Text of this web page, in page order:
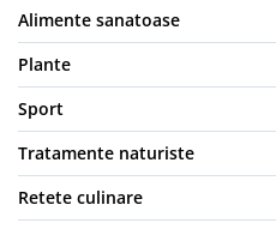
Alimente sanatoase
Plante
Sport
Tratamente naturiste
Retete culinare